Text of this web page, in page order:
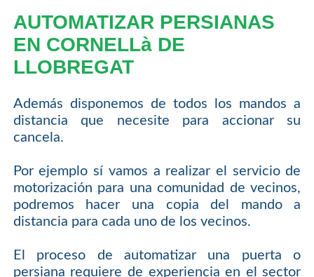
AUTOMATIZAR PERSIANAS
EN CORNELLà DE
LLOBREGAT
Además disponemos de todos los mandos a
distancia que necesite para accionar su
cancela.
Por ejemplo sí vamos a realizar el servicio de
motorización para una comunidad de vecinos,
podremos hacer una copia del mando a
distancia para cada uno de los vecinos.
El proceso de automatizar una puerta o
persiana requiere de experiencia en el sector